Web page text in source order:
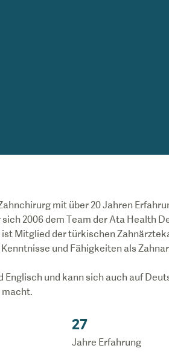
mit über 20 Jahren
2006 dem Team der Ata Health
ist Mitglied der türkischen
und Fähigkeiten als
und kann sich auch auf
27
Jahre Erfahrung